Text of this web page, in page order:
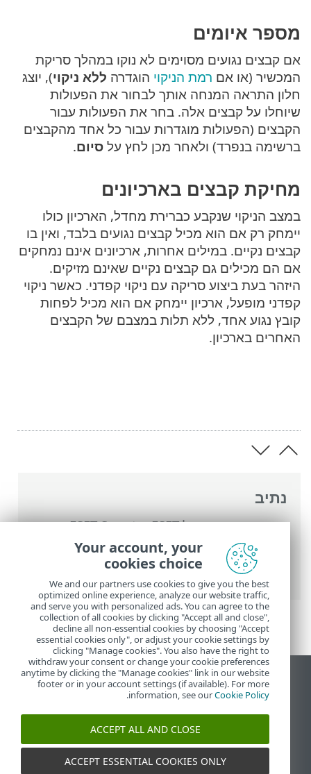
נתיב
העזרה המקוונת של ESET >
ESET Smart
Security Premium
>
עבודה עם ESET Smart
Security Premium
>הגדרות>הגנה על
מכשיר> זוהתה חדירה
מספר איומים
אם קבצים נגועים מסוימים לא נוקו במהלך סריקת
המכשיר (או אם רמת הניקוי הוגדרה ללא ניקוי), יוצג
חלון התראה המנחה אותך לבחור את הפעולות
שיוחלו על קבצים אלה. בחר את הפעולות עבור
הקבצים (הפעולות מוגדרות עבור כל אחד מהקבצים
ברשימה בנפרד) ולאחר מכן לחץ על סיום.
מחיקת קבצים בארכיונים
במצב הניקוי שנקבע כברירת מחדל, הארכיון כולו
יימחק רק אם הוא מכיל קבצים נגועים בלבד, ואין בו
קבצים נקיים. במילים אחרות, ארכיונים אינם נמחקים
אם הם מכילים גם קבצים נקיים שאינם מזיקים.
היזהר בעת ביצוע סריקה עם ניקוי קפדני. כאשר ניקוי
קפדני מופעל, ארכיון יימחק אם הוא מכיל לפחות
קובץ נגוע אחד, ללא תלות במצבם של הקבצים
האחרים בארכיון.
הצג את האתר למחשב
End of Life
מאגר הידע של ESET
ESET Status Portal
Your account, your
cookies choice
We and our partners use cookies to give you the best
optimized online experience, analyze our website traffic,
and serve you with personalized ads. You can agree to the
collection of all cookies by clicking "Accept all and close",
decline all non-essential cookies by choosing "Accept
essential cookies only", or adjust your cookie settings by
clicking "Manage cookies". You also have the right to
withdraw your consent or change your cookie preferences
anytime by clicking the "Manage cookies" link in our website
footer or in your account settings (if available). For more
information, see ourCookie Policy
.
ACCEPT ALL AND CLOSE
ACCEPT ESSENTIAL COOKIES ONLY